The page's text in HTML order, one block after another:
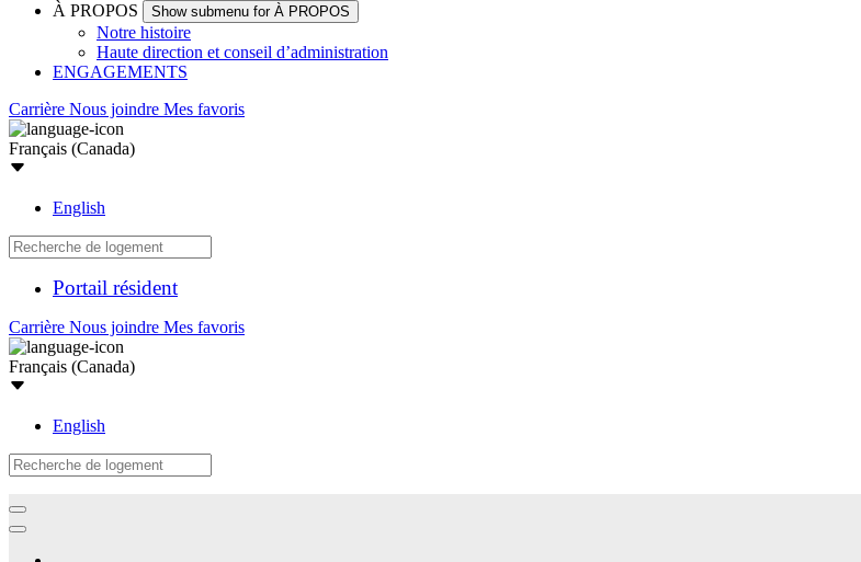
À PROPOS
Show submenu for À PROPOS
Notre histoire
Haute direction et conseil d’administration
ENGAGEMENTS
Carrière Nous joindre Mes favoris
Français (Canada)
English
Portail résident
Carrière Nous joindre Mes favoris
Français (Canada)
English